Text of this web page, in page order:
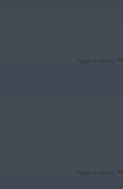
hace 6 años
hace 6 años